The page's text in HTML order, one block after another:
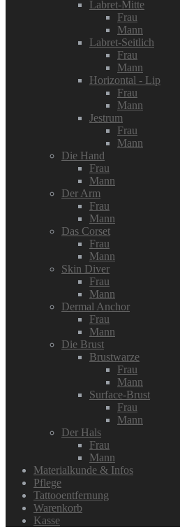
Labret-Mitte
Frau
Mann
Labret-Seitlich
Frau
Mann
Horizontal - Lip
Frau
Mann
Jestrum
Frau
Mann
Die Hand
Frau
Mann
Der Arm
Frau
Mann
Das Corset
Frau
Mann
Skin Diver
Frau
Mann
Dermal Anchor
Frau
Mann
Die Brust
Brustwarze
Frau
Mann
Surface-Brust
Frau
Mann
Der Hals
Frau
Mann
Materialkunde & Infos
Pflege
Tattooentfernung
Warenkorb
Kasse